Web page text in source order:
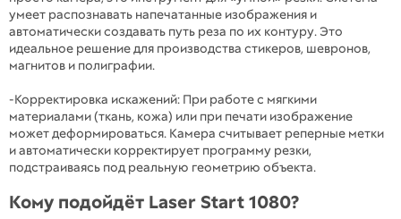
умеет распознавать напечатанные изображения и
автоматически создавать путь реза по их контуру. Это
идеальное решение для производства стикеров, шевронов,
магнитов и полиграфии.
-Корректировка искажений: При работе с мягкими
материалами (ткань, кожа) или при печати изображение
может деформироваться. Камера считывает реперные метки
и автоматически корректирует программу резки,
подстраиваясь под реальную геометрию объекта.
Кому подойдёт Laser Start 1080?